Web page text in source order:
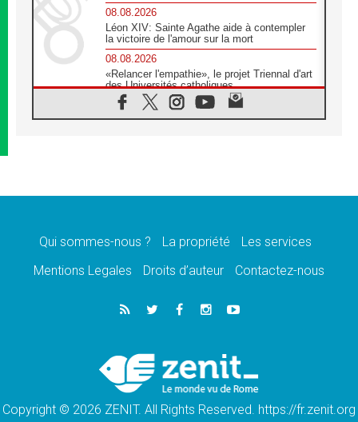
08.08.2026
Léon XIV: Sainte Agathe aide à contempler
la victoire de l'amour sur la mort
08.08.2026
«Relancer l'empathie», le projet Triennal d'art
des Universités catholiques
08.08.2026
Signis 2026, donner la parole aux religieuses
07.08.2026
07.08.2026
de l'Assomption et mémoire nationale
«La paix commence par l'empathie» estime
le cardinal Parolin
En Colombie, «la paix ne s'achète pas avec
une signature»
Qui sommes-nous ? La propriété
Les services
Mentions Legales
Droits d’auteur Contactez-nous
Copyright © 2026 ZENIT. All Rights Reserved. https://fr.zenit.org